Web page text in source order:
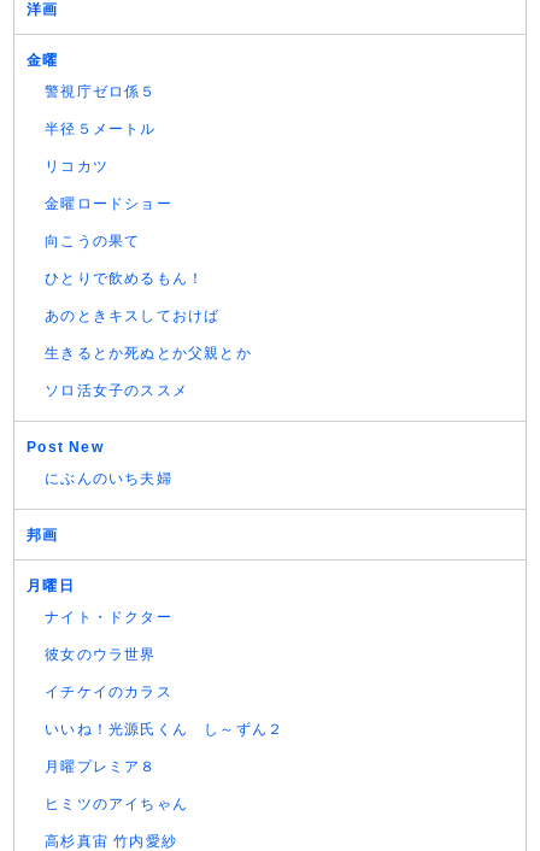
洋画
金曜
警視庁ゼロ係５
半径５メートル
リコカツ
金曜ロードショー
向こうの果て
ひとりで飲めるもん！
あのときキスしておけば
生きるとか死ぬとか父親とか
ソロ活女子のススメ
Post New
にぶんのいち夫婦
邦画
月曜日
ナイト・ドクター
彼女のウラ世界
イチケイのカラス
いいね！光源氏くん し～ずん２
月曜プレミア８
ヒミツのアイちゃん
高杉真宙 竹内愛紗